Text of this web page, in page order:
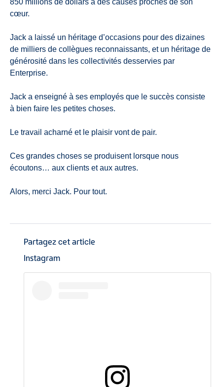
cœur.
Jack a laissé un héritage d’occasions pour des dizaines
de milliers de collègues reconnaissants, et un héritage de
générosité dans les collectivités desservies par
Enterprise.
Jack a enseigné à ses employés que le succès consiste
à bien faire les petites choses.
Le travail acharné et le plaisir vont de pair.
Ces grandes choses se produisent lorsque nous
écoutons… aux clients et aux autres.
Alors, merci Jack. Pour tout.
Partagez cet article
Instagram